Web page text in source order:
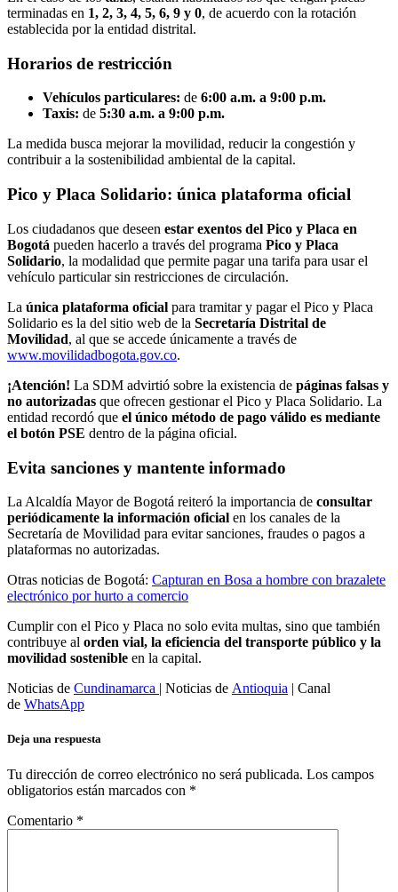
terminadas en 1, 2, 3, 4, 5, 6, 9 y 0, de acuerdo con la rotación
establecida por la entidad distrital.
Horarios de restricción
Vehículos particulares: de 6:00 a.m. a 9:00 p.m.
Taxis: de 5:30 a.m. a 9:00 p.m.
La medida busca mejorar la movilidad, reducir la congestión y
contribuir a la sostenibilidad ambiental de la capital.
Pico y Placa Solidario: única plataforma oficial
Los ciudadanos que deseen estar exentos del Pico y Placa en
Bogotá pueden hacerlo a través del programa Pico y Placa
Solidario, la modalidad que permite pagar una tarifa para usar el
vehículo particular sin restricciones de circulación.
La única plataforma oficial para tramitar y pagar el Pico y Placa
Solidario es la del sitio web de la Secretaría Distrital de
Movilidad, al que se accede únicamente a través de
www.movilidadbogota.gov.co.
¡Atención! La SDM advirtió sobre la existencia de páginas falsas y
no autorizadas que ofrecen gestionar el Pico y Placa Solidario. La
entidad recordó que el único método de pago válido es mediante
el botón PSE dentro de la página oficial.
Evita sanciones y mantente informado
La Alcaldía Mayor de Bogotá reiteró la importancia de consultar
periódicamente la información oficial en los canales de la
Secretaría de Movilidad para evitar sanciones, fraudes o pagos a
plataformas no autorizadas.
Otras noticias de Bogotá: Capturan en Bosa a hombre con brazalete
electrónico por hurto a comercio
Cumplir con el Pico y Placa no solo evita multas, sino que también
contribuye al orden vial, la eficiencia del transporte público y la
movilidad sostenible en la capital.
Noticias de Cundinamarca | Noticias de Antioquia | Canal
de WhatsApp
Deja una respuesta
Tu dirección de correo electrónico no será publicada. Los campos
obligatorios están marcados con *
Comentario *